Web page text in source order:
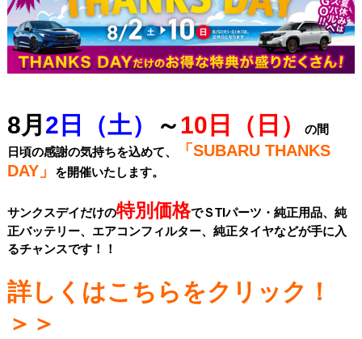
8月 2日（土） ～10日（日）
の間
日頃の感謝の気持ちを込めて、
「SUBARU THANKS
DAY」
を開催いたします。
サンクスデイだけの特別価格でＳTIパーツ・純正用品、純
正バッテリー、エアコンフィルター、純正タイヤなどが手に入
るチャンスです！！
詳しくはこちらをクリック！
＞＞